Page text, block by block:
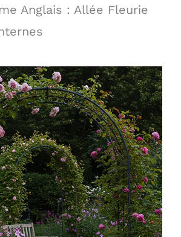
Anglais : Allée Fleurie